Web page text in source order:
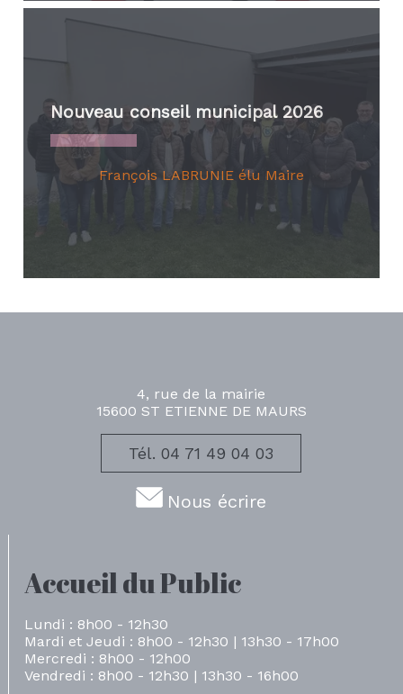
Nouveau conseil municipal 2026
François LABRUNIE élu Maire
4, rue de la mairie
15600 ST ETIENNE DE MAURS
Tél. 04 71 49 04 03
Nous écrire
Accueil du Public
Lundi : 8h00 - 12h30
Mardi et Jeudi : 8h00 - 12h30 | 13h30 - 17h00
Mercredi : 8h00 - 12h00
Vendredi : 8h00 - 12h30 | 13h30 - 16h00